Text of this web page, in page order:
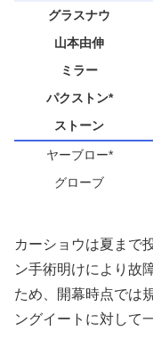
グラスナウ
山本由伸
ミラー
パクストン*
ストーン
ヤーブロー*
グローブ
カーショウは夏まで
ン手術明けにより故
ため、開幕時点では
ングイートに対して